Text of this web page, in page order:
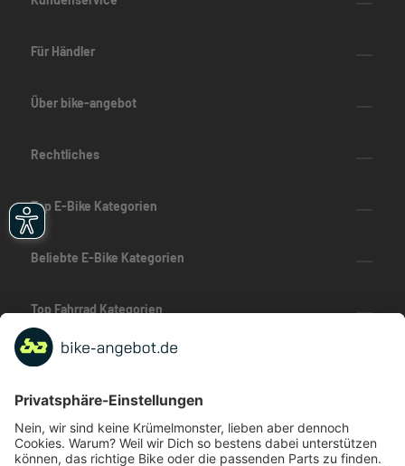
Für Händler
Über bike-angebot
Rechtliches
Top E-Bike Kategorien
Beliebte E-Bike Kategorien
Top Fahrrad Kategorien
Beliebte Fahrrad-Kategorien
Marken-Highlights